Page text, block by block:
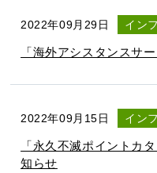
2022年09月29日 イン
「海外アシスタンスサ
2022年09月15日 イン
「永久不滅ポイントカ
知らせ